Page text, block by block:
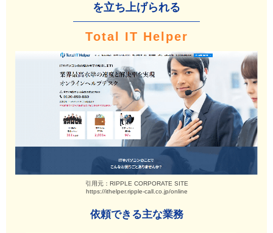
を立ち上げられる
Total IT Helper
引用元：RIPPLE CORPORATE SITE
https://ithelper.ripple-call.co.jp/online
依頼できる主な業務